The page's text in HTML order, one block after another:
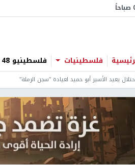
فلسطينيات فلسطينيو 48
يعيد الأسير أبو حميد لعيادة "سجن الرملة"